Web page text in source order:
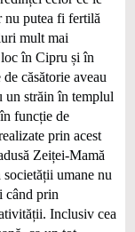
nu putea fi fertilă
mult mai
loc în Cipru și în
căsătorie aveau
un străin în templul
funcție de
prin acest
Zeiței-Mamă
umane nu
când prin
Inclusiv cea